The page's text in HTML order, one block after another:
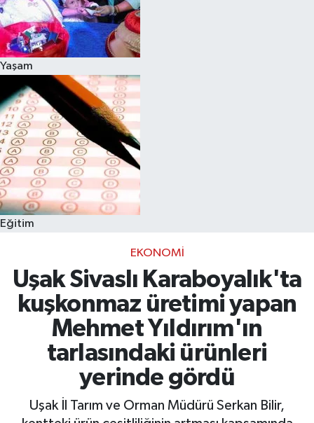
Yaşam
Eğitim
EKONOMI
Uşak Sivaslı Karaboyalık'ta
kuşkonmaz üretimi yapan
Mehmet Yıldırım'ın
tarlasındaki ürünleri
yerinde gördü
Uşak İl Tarım ve Orman Müdürü Serkan Bilir,